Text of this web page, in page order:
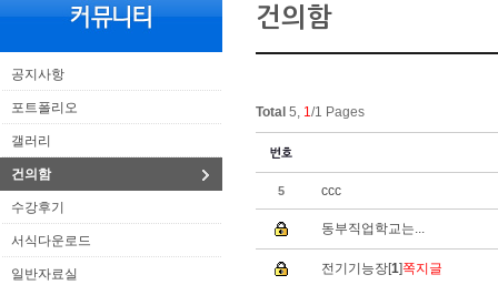
내
메
공지사항
포트폴리오
갤러리
건의함
수강후기
서식다운로드
일반자료실
건의함
Total 5, 1/1 Pages
5 ccc
동부직업학교는...
전기기능장[1]쪽지글